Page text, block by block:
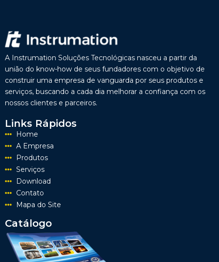
A Instrumation Soluções Tecnológicas nasceu a partir da
união do know-how de seus fundadores com o objetivo de
construir uma empresa de vanguarda por seus produtos e
serviços, buscando a cada dia melhorar a confiança com os
nossos clientes e parceiros.
Links Rápidos
Home
A Empresa
Produtos
Serviços
Download
Contato
Mapa do Site
Catálogo